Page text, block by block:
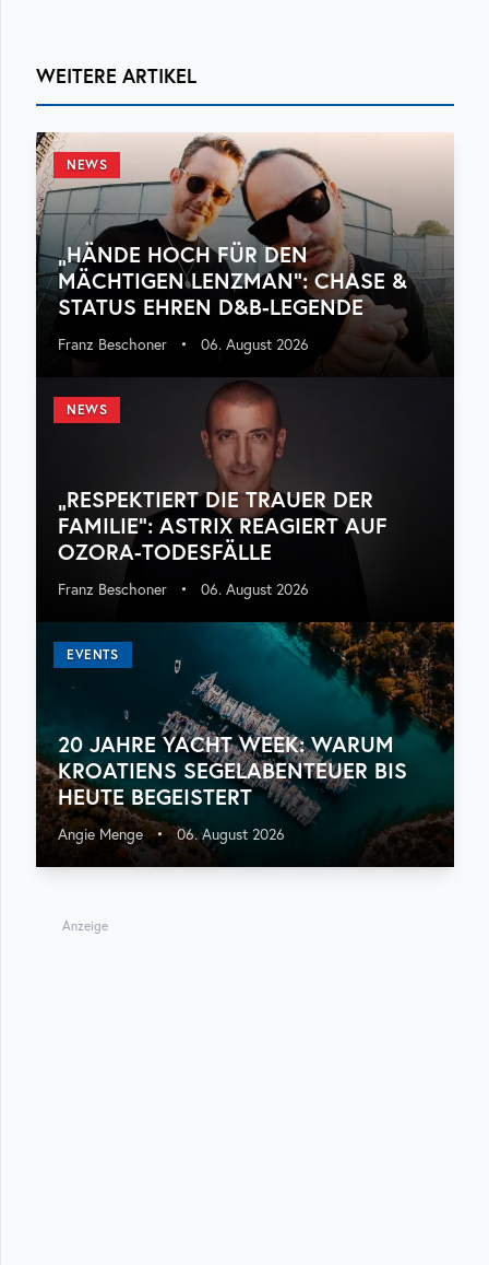
WEITERE ARTIKEL
NEWS
„HÄNDE HOCH FÜR DEN
MÄCHTIGEN LENZMAN“: CHASE &
STATUS EHREN D&B-LEGENDE
Franz Beschoner • 06. August 2026
NEWS
„RESPEKTIERT DIE TRAUER DER
FAMILIE“: ASTRIX REAGIERT AUF
OZORA-TODESFÄLLE
Franz Beschoner • 06. August 2026
EVENTS
20 JAHRE YACHT WEEK: WARUM
KROATIENS SEGELABENTEUER BIS
HEUTE BEGEISTERT
Angie Menge • 06. August 2026
Anzeige